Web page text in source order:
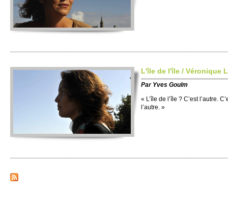
L'île de l'île / Véronique
Par Yves Goulm
« L’île de l’île ? C’est l’autre.
l’autre. »